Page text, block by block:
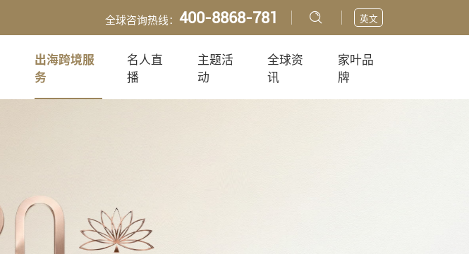
全球咨询热线：400-8868-781 英文
出海跨境服
务
名人直
播
主题活
动
全球资
讯
家叶品
牌